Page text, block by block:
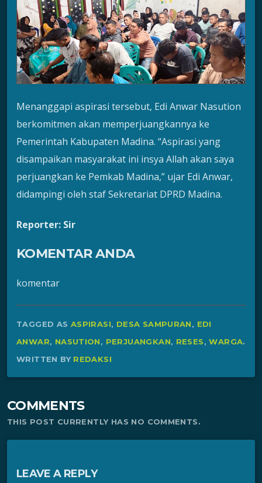
Menanggapi aspirasi tersebut, Edi Anwar Nasution
berkomitmen akan memperjuangkannya ke
Pemerintah Kabupaten Madina. “Aspirasi yang
disampaikan masyarakat ini insya Allah akan saya
perjuangkan ke Pemkab Madina,” ujar Edi Anwar,
didampingi oleh staf Sekretariat DPRD Madina.
Reporter: Sir
KOMENTAR ANDA
komentar
TAGGED AS ASPIRASI, DESA SAMPURAN, EDI
ANWAR, NASUTION, PERJUANGKAN, RESES,WARGA.
WRITTEN BY REDAKSI
COMMENTS
THIS POST CURRENTLY HAS NO COMMENTS.
LEAVE A REPLY